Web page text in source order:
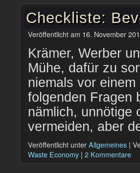
Checkliste:
Veröffentlicht am 16. November
Krämer, Werber
Mühe, dafür zu
niemals vor
folgenden Fragen
nämlich, unnötige
vermeiden, aber
Veröffentlicht unterAllgemeines |
Waste Economy | 2 Kommentare